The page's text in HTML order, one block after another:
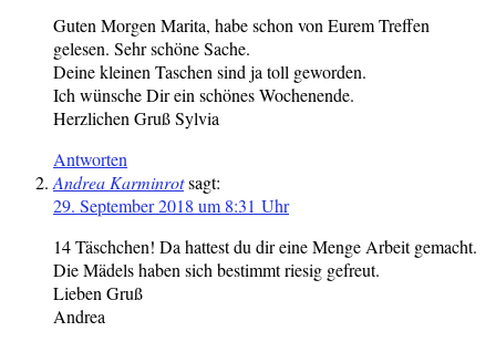
Guten Morgen Marita, habe schon von Eurem Treffen
gelesen. Sehr schöne Sache.
Deine kleinen Taschen sind ja toll geworden.
Ich wünsche Dir ein schönes Wochenende.
Herzlichen Gruß Sylvia
Antworten
Andrea Karminrotsagt:
29. September 2018 um 8:31 Uhr
14 Täschchen! Da hattest du dir eine Menge Arbeit gemacht.
Die Mädels haben sich bestimmt riesig gefreut.
Lieben Gruß
Andrea